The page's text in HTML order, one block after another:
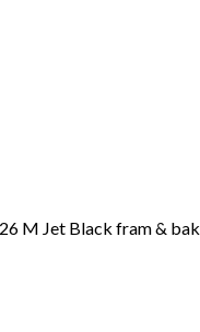
M Jet Black fram & bak